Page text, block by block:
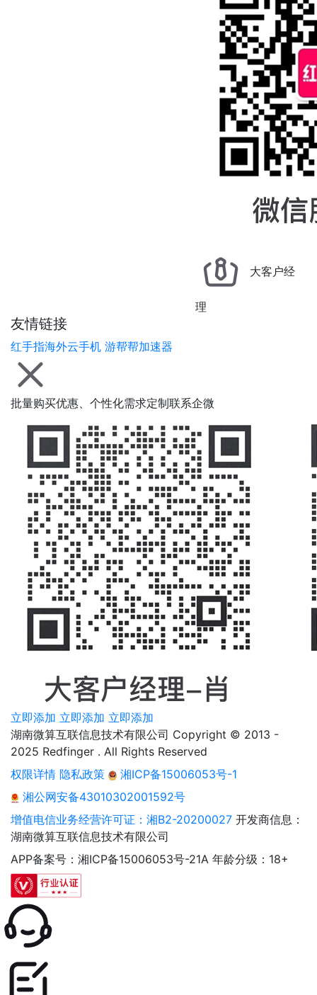
友情链接
红手指海外云手机 游帮帮加速器
大客户经
理
批量购买优惠、个性化需求定制联系企微
立即添加 立即添加 立即添加
湖南微算互联信息技术有限公司 Copyright © 2013 -
2025 Redfinger . All Rights Reserved
权限详情 隐私政策
湘ICP备15006053号-1
湘公网安备43010302001592号
增值电信业务经营许可证：湘B2-20200027 开发商信息：
湖南微算互联信息技术有限公司
APP备案号：湘ICP备15006053号-21A 年龄分级：18+